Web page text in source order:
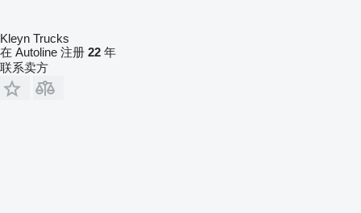
Kleyn Trucks
在 Autoline 注册 22 年
联系卖方